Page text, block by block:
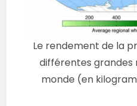
Le rendement de la
différentes grandes
monde (en